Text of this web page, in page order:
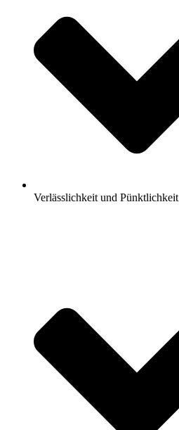
Verlässlichkeit und Pünktlichkeit